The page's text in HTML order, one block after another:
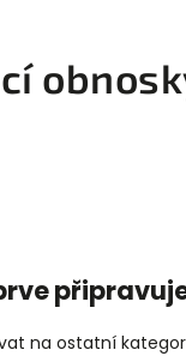
na ostatní